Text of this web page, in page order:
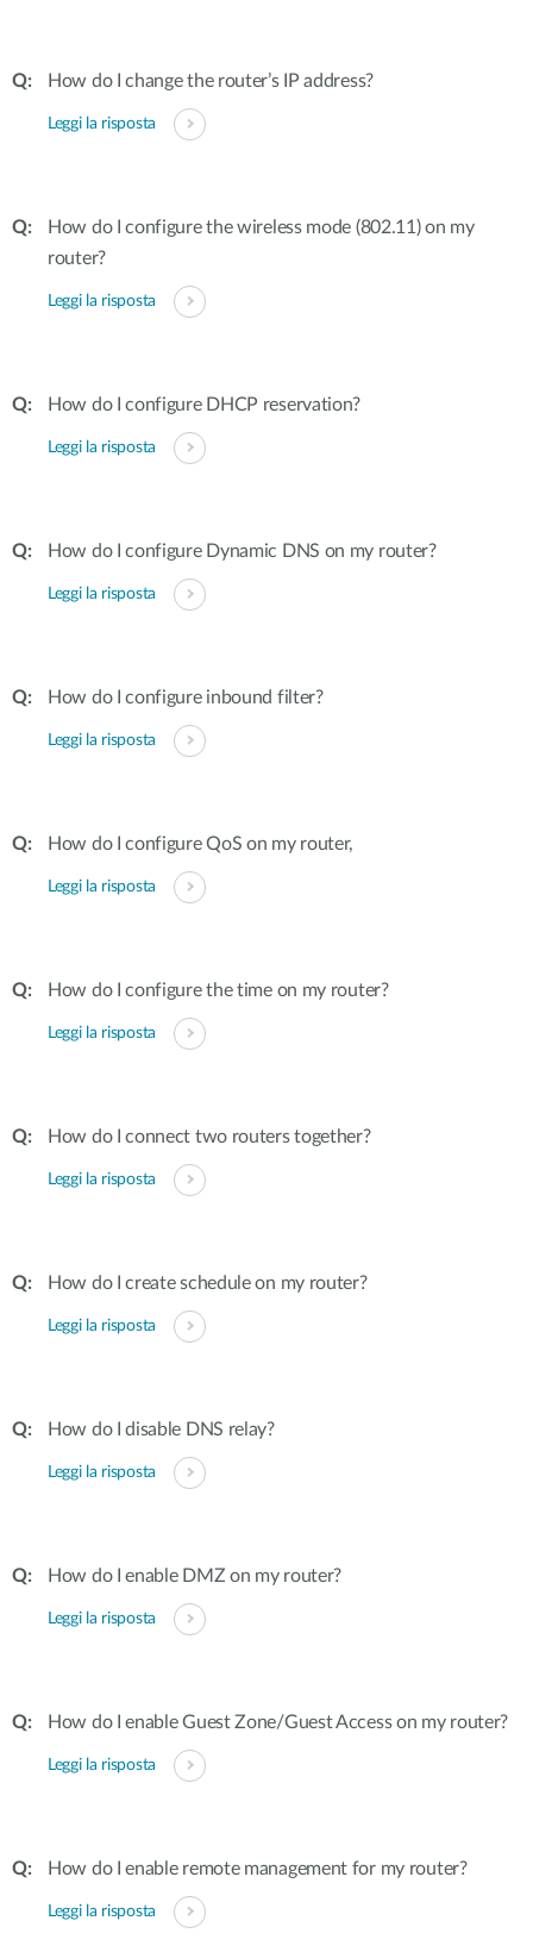
How do I change the router’s IP address?
Leggi la risposta
How do I configure the wireless mode (802.11) on my
router?
Leggi la risposta
How do I configure DHCP reservation?
Leggi la risposta
How do I configure Dynamic DNS on my router?
Leggi la risposta
How do I configure inbound filter?
Leggi la risposta
How do I configure QoS on my router,
Leggi la risposta
How do I configure the time on my router?
Leggi la risposta
How do I connect two routers together?
Leggi la risposta
How do I create schedule on my router?
Leggi la risposta
How do I disable DNS relay?
Leggi la risposta
How do I enable DMZ on my router?
Leggi la risposta
How do I enable Guest Zone/Guest Access on my router?
Leggi la risposta
How do I enable remote management for my router?
Leggi la risposta